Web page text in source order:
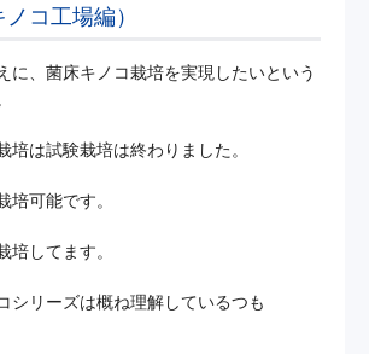
コ工場編）
に、菌床キノコ栽培を実現したいという
培は試験栽培は終わりました。
培可能です。
培してます。
シリーズは概ね理解しているつも